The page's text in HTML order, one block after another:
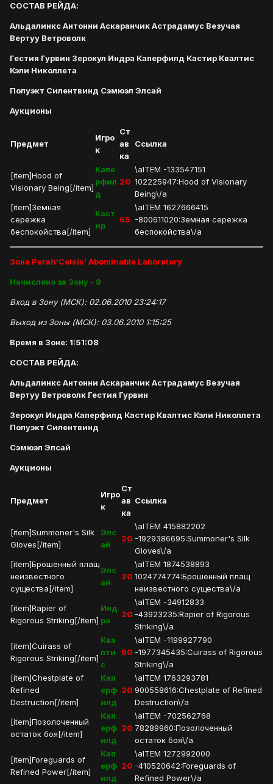
СОСТАВ РЕЙДА:
Альдалинкс Антонни Аскаранчик Астрадамус Везучая
Вертуу Ветроволк
Гестия Гурвин Зерокул Индра Каперфилд Кастир Квалтис
Кэли Николлета
Полуэкт Силентвинд Сэмюэл Элсай
Аукционы
Предмет
Игро
к
Ст
ав
ка
Ссылка
[item]Hood of
Visionary Being[/item]
Капе
рфил
д
20
\aITEM -133547151
102225947:Hood of Visionary
Being\/a
[item]Земная
сережка
беспокойства[/item]
Каст
ир
65
\aITEM 1627666415
-800611020:Земная сережка
беспокойства\/a
Зона Perah'Celsis' Abominable Laboratory
Начислено за Зону - 8
Вход в Зону (МСК): 02.06.2010 23:24:17
Выход из Зоны (МСК): 03.06.2010 1:15:25
Время в Зоне: 1:51:08
СОСТАВ РЕЙДА:
Альдалинкс Антонни Аскаранчик Астрадамус Везучая
Вертуу Ветроволк Гестия Гурвин
Зерокул Индра Каперфилд Кастир Квалтис Кэли Николлета
Полуэкт Силентвинд
Сэмюэл Элсай
Аукционы
Предмет
Игро
к
Ст
ав
ка
Ссылка
[item]Summoner's Silk
Gloves[/item]
Элс
ай
20
\aITEM 415882202
-1929386695:Summoner's Silk
Gloves\/a
[item]Брошенный плащ
неизвестного
существа[/item]
Элс
ай
20
\aITEM 1874538893
1024774774:Брошенный плащ
неизвестного существа\/a
[item]Rapier of
Rigorous Striking[/item]
Инд
ра
20
\aITEM -34912833
-43923235:Rapier of Rigorous
Striking\/a
[item]Cuirass of
Rigorous Striking[/item]
Ква
лти
с
90
\aITEM -1199927790
-1977345435:Cuirass of Rigorous
Striking\/a
[item]Chestplate of
Refined
Destruction[/item]
Кап
ерф
илд
20
\aITEM 1763293781
900558616:Chestplate of Refined
Destruction\/a
[item]Позолоченный
остаток боя[/item]
Кап
ерф
илд
20
\aITEM -702562768
78289960:Позолоченный
остаток боя\/a
[item]Foreguards of
Refined Power[/item]
Кап
ерф
илд
20
\aITEM 1272992000
-410520642:Foreguards of
Refined Power\/a